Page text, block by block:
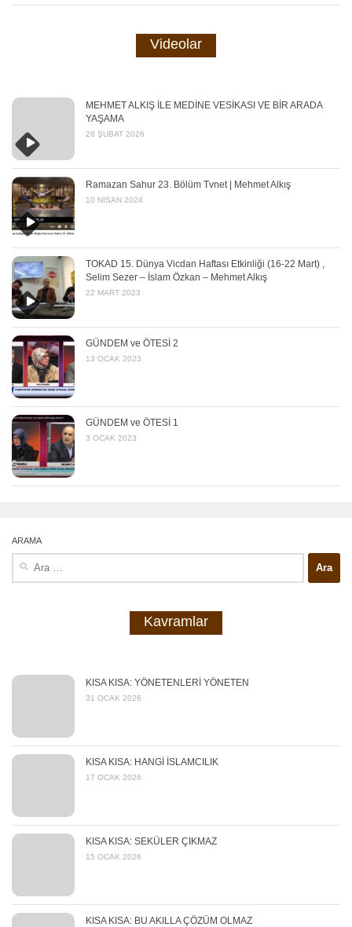
Videolar
MEHMET ALKIŞ İLE MEDİNE VESİKASI VE BİR ARADA
YAŞAMA
28 ŞUBAT 2026
Ramazan Sahur 23. Bölüm Tvnet | Mehmet Alkış
10 NISAN 2024
TOKAD 15. Dünya Vicdan Haftası Etkinliği (16-22 Mart) ,
Selim Sezer – İslam Özkan – Mehmet Alkış
22 MART 2023
GÜNDEM ve ÖTESİ 2
13 OCAK 2023
GÜNDEM ve ÖTESİ 1
3 OCAK 2023
ARAMA
Kavramlar
KISA KISA: YÖNETENLERİ YÖNETEN
31 OCAK 2026
KISA KISA: HANGİ İSLAMCILIK
17 OCAK 2026
KISA KISA: SEKÜLER ÇIKMAZ
15 OCAK 2026
KISA KISA: BU AKILLA ÇÖZÜM OLMAZ